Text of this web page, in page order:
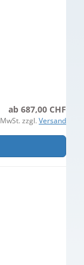
ab 687,00 CHF
zzgl. Versand